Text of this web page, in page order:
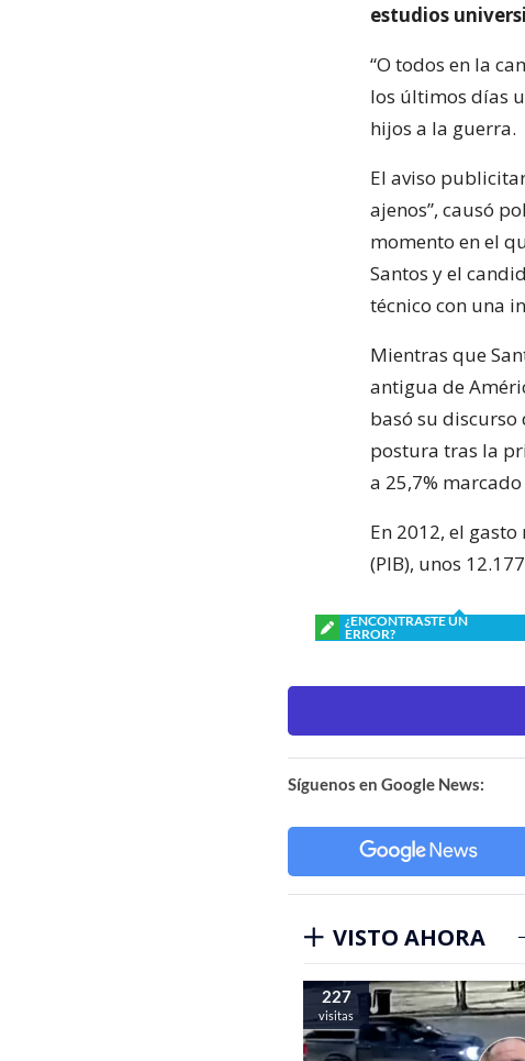
estudios
“O todos en la
los últimos días
hijos a la guerra.
El aviso
ajenos”, causó
momento en el
Santos y el
técnico con una
Mientras que
antigua de
basó su
postura tras la
a 25,7%
En 2012, el
(PIB), unos
¿ENCONTRASTE UN
ERROR?
Síguenos en Google News:
VISTO AHORA
227
visitas